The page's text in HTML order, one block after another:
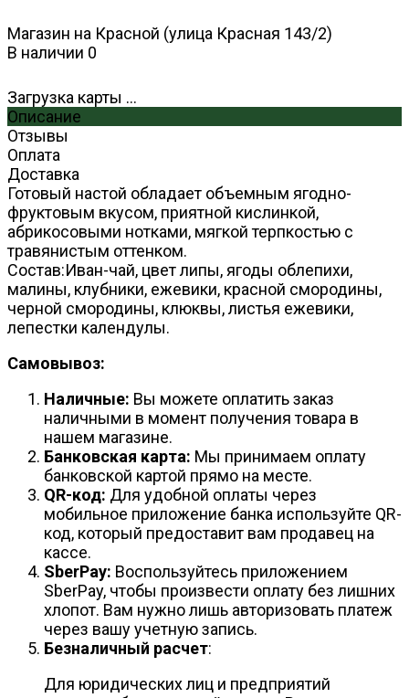
Магазин на Красной (улица Красная 143/2)
В наличии 0
Загрузка карты ...
Описание
Отзывы
Оплата
Доставка
Готовый настой обладает объемным ягодно-
фруктовым вкусом, приятной кислинкой,
абрикосовыми нотками, мягкой терпкостью с
травянистым оттенком.
Состав:Иван-чай, цвет липы, ягоды облепихи,
малины, клубники, ежевики, красной смородины,
черной смородины, клюквы, листья ежевики,
лепестки календулы.
Самовывоз:
Наличные: Вы можете оплатить заказ
наличными в момент получения товара в
нашем магазине.
Банковская карта: Мы принимаем оплату
банковской картой прямо на месте.
QR-код: Для удобной оплаты через
мобильное приложение банка используйте QR-
код, который предоставит вам продавец на
кассе.
SberPay: Воспользуйтесь приложением
SberPay, чтобы произвести оплату без лишних
хлопот. Вам нужно лишь авторизовать платеж
через вашу учетную запись.
Безналичный расчет:
Для юридических лиц и предприятий